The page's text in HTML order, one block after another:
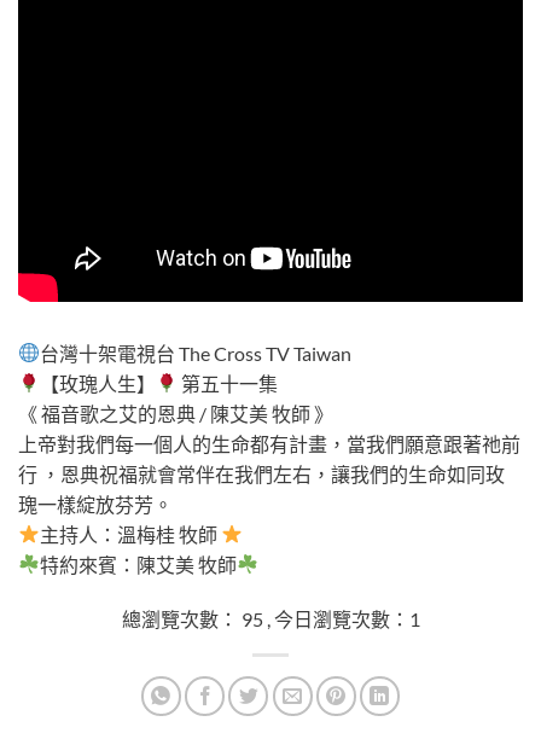
台灣十架電視台 The Cross TV Taiwan
【玫瑰人生】
第五十一集
《 福音歌之艾的恩典 / 陳艾美 牧師 》
上帝對我們每一個人的生命都有計畫，當我們願意跟著祂前
行 ，恩典祝福就會常伴在我們左右，讓我們的生命如同玫
瑰一樣綻放芬芳。
主持人：溫梅桂 牧師
特約來賓：陳艾美 牧師
總瀏覽次數： 95 , 今日瀏覽次數：1